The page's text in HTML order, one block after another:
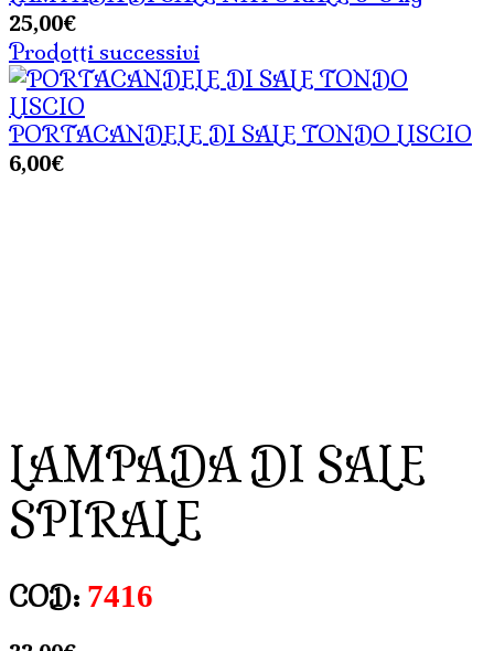
25,00€
Prodotti successivi
PORTACANDELE DI SALE TONDO LISCIO
6,00€
LAMPADA DI SALE
SPIRALE
COD: 7416